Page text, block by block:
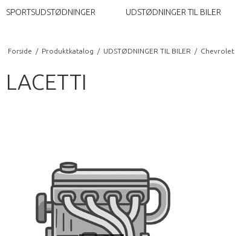
SPORTSUDSTØDNINGER UDSTØDNINGER TIL BILER
Forside / Produktkatalog / UDSTØDNINGER TIL BILER / Chevrolet
LACETTI